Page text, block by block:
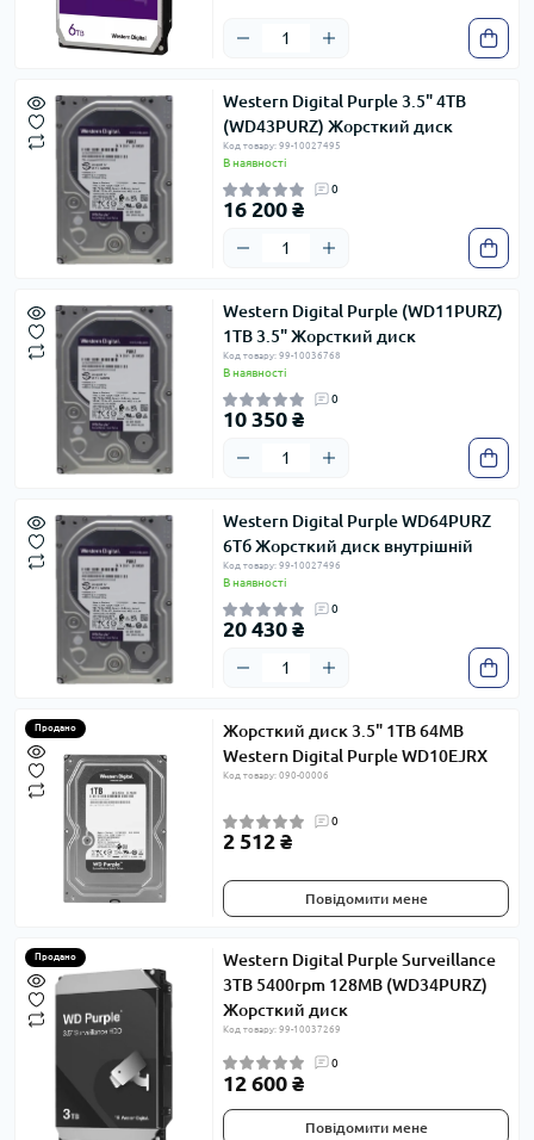
Western Digital Purple 3.5" 4TB
(WD43PURZ) Жорсткий диск
Код товару: 99-10027495
В наявності
0
16 200 ₴
Western Digital Purple (WD11PURZ)
1ТВ 3.5" Жорсткий диск
Код товару: 99-10036768
В наявності
0
10 350 ₴
Western Digital Purple WD64PURZ
6Тб Жорсткий диск внутрішній
Код товару: 99-10027496
В наявності
0
20 430 ₴
Продано
Жорсткий диск 3.5" 1TB 64MB
Western Digital Purple WD10EJRX
Код товару: 090-00006
0
2 512 ₴
Повідомити мене
Продано
Western Digital Purple Surveillance
3TB 5400rpm 128MB (WD34PURZ)
Жорсткий диск
Код товару: 99-10037269
0
12 600 ₴
Повідомити мене